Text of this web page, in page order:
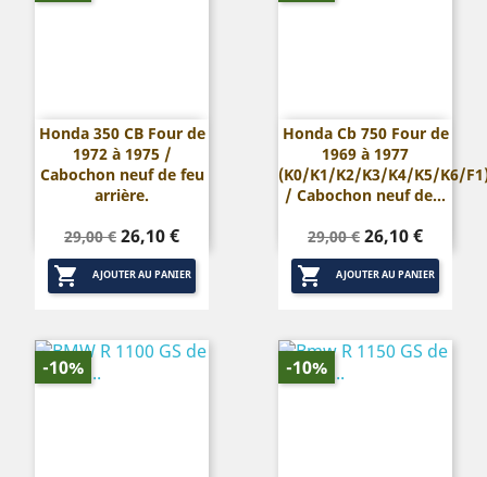
Honda 350 CB Four de
1972 à 1975 /
Cabochon neuf de feu
arrière.
Prix
de
base
29,00 € Prix
26,10 €
 AJOUTER AU PANIER
Honda Cb 750 Four de
1969 à 1977
(K0/K1/K2/K3/K4/K5/K6/
/ Cabochon neuf de...
Prix
de
base
29,00 € Prix
26,10 €
 AJOUTER AU PANIER
-10% -10%